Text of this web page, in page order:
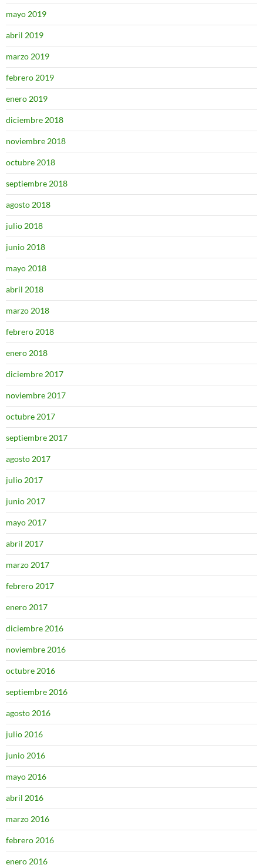
mayo 2019
abril 2019
marzo 2019
febrero 2019
enero 2019
diciembre 2018
noviembre 2018
octubre 2018
septiembre 2018
agosto 2018
julio 2018
junio 2018
mayo 2018
abril 2018
marzo 2018
febrero 2018
enero 2018
diciembre 2017
noviembre 2017
octubre 2017
septiembre 2017
agosto 2017
julio 2017
junio 2017
mayo 2017
abril 2017
marzo 2017
febrero 2017
enero 2017
diciembre 2016
noviembre 2016
octubre 2016
septiembre 2016
agosto 2016
julio 2016
junio 2016
mayo 2016
abril 2016
marzo 2016
febrero 2016
enero 2016